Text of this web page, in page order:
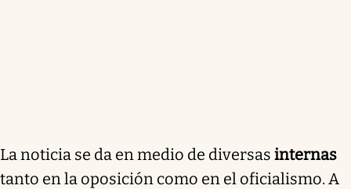
La noticia se da en medio de diversas internas
tanto en la oposición como en el oficialismo. A